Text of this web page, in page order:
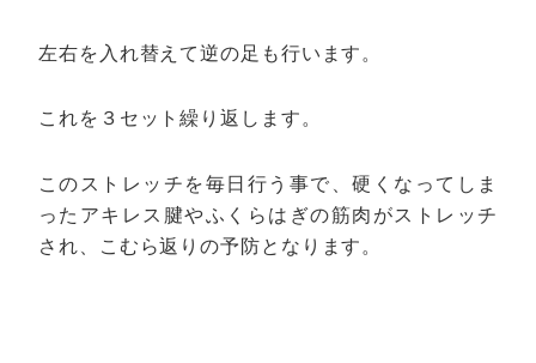
左右を入れ替えて逆の足も行います。
これを３セット繰り返します。
このストレッチを毎日行う事で、硬くなってしま
ったアキレス腱やふくらはぎの筋肉がストレッチ
され、こむら返りの予防となります。